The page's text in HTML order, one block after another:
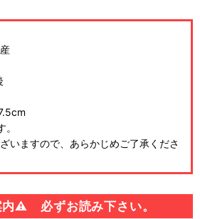
いますので、あらかじめご了承くださ
内⚠ 必ずお読み下さい。